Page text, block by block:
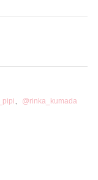
、 @rinka_kumada